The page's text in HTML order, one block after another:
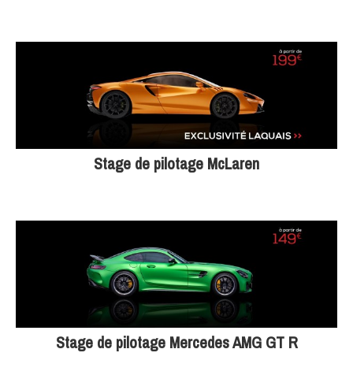
Stage de pilotage McLaren
Stage de pilotage Mercedes AMG GT R